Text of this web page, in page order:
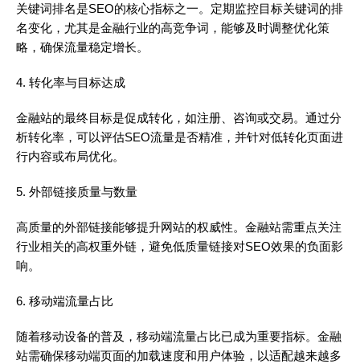
关键词排名是SEO的核心指标之一。定期监控目标关键词的排
名变化，尤其是金融行业的高竞争词，能够及时调整优化策
略，确保流量稳定增长。
4. 转化率与目标达成
金融站的最终目标是促成转化，如注册、咨询或交易。通过分
析转化率，可以评估SEO流量是否精准，并针对低转化页面进
行内容或布局优化。
5. 外部链接质量与数量
高质量的外部链接能够提升网站的权威性。金融站需重点关注
行业相关的高权重外链，避免低质量链接对SEO效果的负面影
响。
6. 移动端流量占比
随着移动设备的普及，移动端流量占比已成为重要指标。金融
站需确保移动端页面的加载速度和用户体验，以适配越来越多